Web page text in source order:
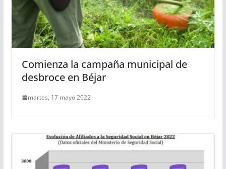
Comienza la campaña municipal de
desbroce en Béjar
martes, 17 mayo 2022